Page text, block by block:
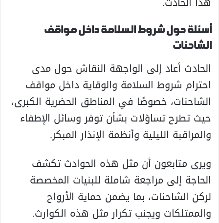
أسئلة حول شروط السلامة داخل مواقف
الشاحنات
الحادث أعاد إلى الواجهة النقاش حول مدى
احترام شروط السلامة والوقاية داخل مواقف
الشاحنات، خصوصًا في المناطق الحضرية الكبرى،
حيث تطرح تساؤلات بشأن توفر وسائل الإطفاء
والمراقبة الليلية وأنظمة الإنذار المبكر.
ويرى متابعون أن مثل هذه الحوادث تكشف
الحاجة إلى مراجعة شاملة للبنيات المخصصة
لركن الشاحنات، بما يضمن حماية الأرواح
والممتلكات ويجنب تكرار مثل هذه الكوارث.